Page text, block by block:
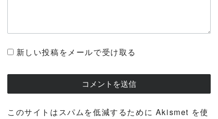
新しい投稿をメールで受け取る
このサイトはスパムを低減するために Akismet を使